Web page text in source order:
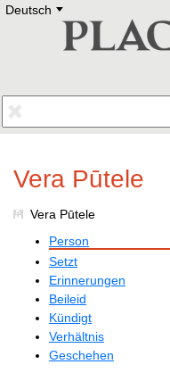
Deutsch E
Deutsch
Francais
Polski
Eestikeelne
Vera Pūtele
Vera Pūtele
Person
Setzt
Erinnerungen
Beileid
Kündigt
Verhältnis
Geschehen